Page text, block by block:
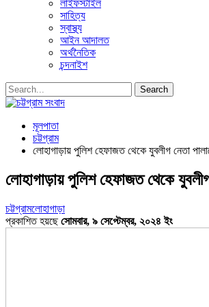
লাইফস্টাইল
সাহিত্য
স্বাস্থ্য
আইন আদালত
অর্থনৈতিক
চন্দনাইশ
মূলপাতা
চট্টগ্রাম
লোহাগাড়ায় পুলিশ হেফাজত থেকে যুবলীগ নেতা
লোহাগাড়ায় পুলিশ হেফাজত থেকে
চট্টগ্রামলোহাগাড়া
প্রকাশিত হয়ছেসোমবার, ৯ সেপ্টেম্বর, ২০২৪ ইং